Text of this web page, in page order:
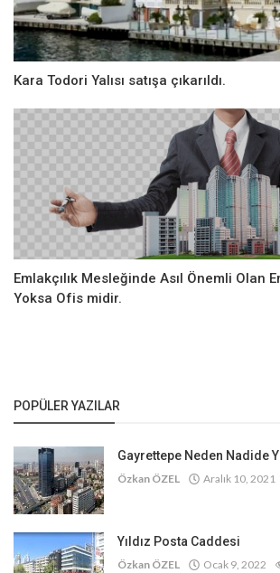
Kara Todori Yalısı satışa çıkarıldı.
Emlakçılık Mesleğinde Asıl Önemli Olan
Yoksa Ofis midir.
POPÜLER YAZILAR
Gayrettepe Neden Nadide
Özkan ÖZEL Aralık 10, 2021
Yıldız Posta Caddesi
Özkan ÖZEL Ocak 9, 2022